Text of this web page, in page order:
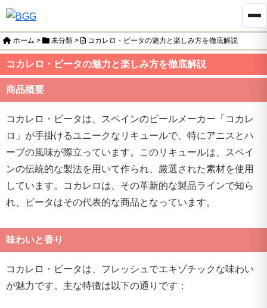
ホーム > 未分類 > コカレロ・ビータの魅力と楽しみ方を徹底解説
コカレロ・ビータの魅力と楽しみ方を徹底解説
商品概要
コカレロ・ビータは、スペインのビールメーカー「コカレ
ロ」が手掛けるユニークなリキュールで、特にアニスとハ
ーブの風味が際立っています。このリキュールは、スペイ
ンの伝統的な製法を用いて作られ、厳選された素材を使用
しています。コカレロは、その革新的な製品ラインで知ら
れ、ビータはその代表的な商品となっています。
味わいと香り
コカレロ・ビータは、フレッシュでエキゾチックな味わい
が魅力です。主な特徴は以下の通りです：